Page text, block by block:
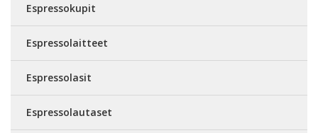
Espressokupit
Espressolaitteet
Espressolasit
Espressolautaset